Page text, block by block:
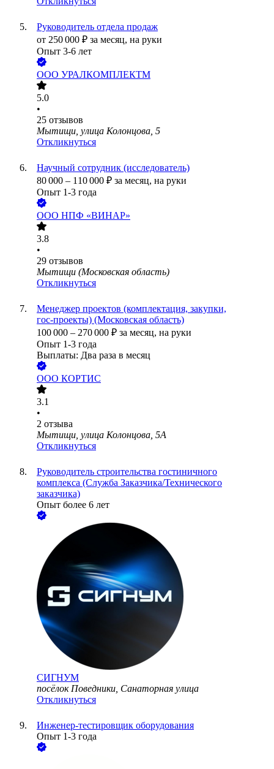
Руководитель отдела продаж
от 250 000 ₽ за месяц, на руки
Опыт 3-6 лет
ООО УРАЛКОМПЛЕКТМ
5.0
•
25 отзывов
Мытищи, улица Колонцова, 5
Откликнуться
Научный сотрудник (исследователь)
80 000 – 110 000 ₽ за месяц, на руки
Опыт 1-3 года
ООО НПФ «ВИНАР»
3.8
•
29 отзывов
Мытищи (Московская область)
Откликнуться
Менеджер проектов (комплектация, закупки,
гос‑проекты) (Московская область)
100 000 – 270 000 ₽ за месяц, на руки
Опыт 1-3 года
Выплаты: Два раза в месяц
ООО КОРТИС
3.1
•
2 отзыва
Мытищи, улица Колонцова, 5А
Откликнуться
Руководитель строительства гостиничного
комплекса (Служба Заказчика/Технического
заказчика)
Опыт более 6 лет
СИГНУМ
посёлок Поведники, Санаторная улица
Откликнуться
Инженер-тестировщик оборудования
Опыт 1-3 года